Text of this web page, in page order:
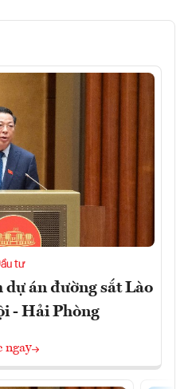
tư
án đường sắt Lào
- Hải Phòng
ngay